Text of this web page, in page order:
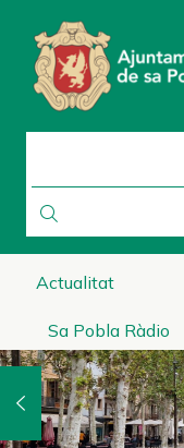
contingut
Actualitat
Sa Pobla Ràdio